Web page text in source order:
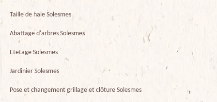
Taille de haie Solesmes
Abattage d'arbres Solesmes
Etetage Solesmes
Jardinier Solesmes
Pose et changement grillage et clôture Solesmes